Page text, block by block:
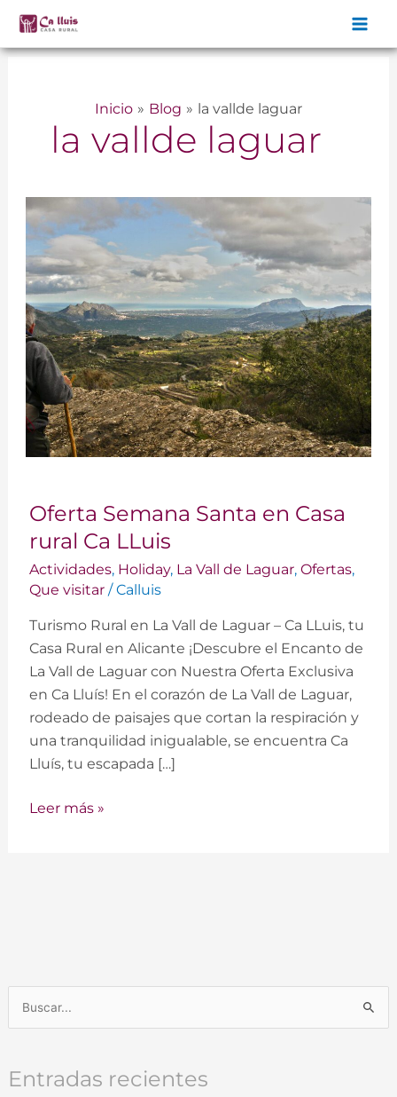
contenido
cEntradas recientes
Inicio Blog la vallde laguar
la vallde laguar
Oferta Semana Santa en Casa
rural Ca LLuis
Actividades, Holiday, La Vall de Laguar, Ofertas,
Que visitar/Calluis
Turismo Rural en La Vall de Laguar – Ca LLuis, tu
Casa Rural en Alicante ¡Descubre el Encanto de
La Vall de Laguar con Nuestra Oferta Exclusiva
en Ca Lluís! En el corazón de La Vall de Laguar,
rodeado de paisajes que cortan la respiración y
una tranquilidad inigualable, se encuentra Ca
Lluís, tu escapada […]
Semana
Santa
Casa
Ca
LLuis
Leer más »